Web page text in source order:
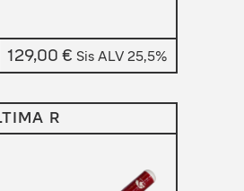
129,00 € Sis ALV 25,5%
R